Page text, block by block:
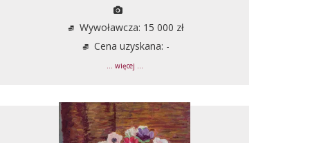
Wywoławcza: 15 000 zł
Cena uzyskana: -
... więcej ...